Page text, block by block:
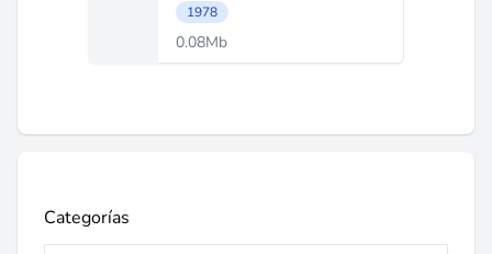
1978
0.08Mb
Categorías